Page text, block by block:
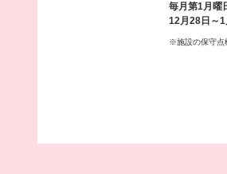
毎月第1月曜
12月28日～1
※施設の保守点